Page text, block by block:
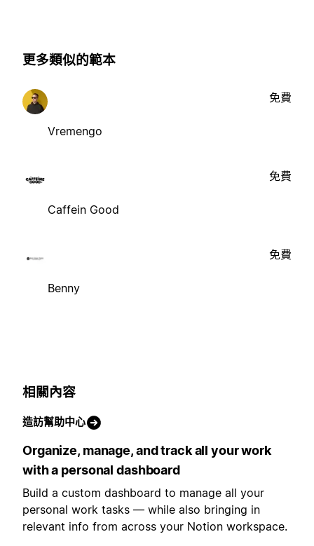
更多類似的範本
Vremengo
免費
Caffein Good
免費
Benny
免費
相關內容
造訪幫助中心
Organize, manage, and track all your work
with a personal dashboard
Build a custom dashboard to manage all your
personal work tasks — while also bringing in
relevant info from across your Notion workspace.